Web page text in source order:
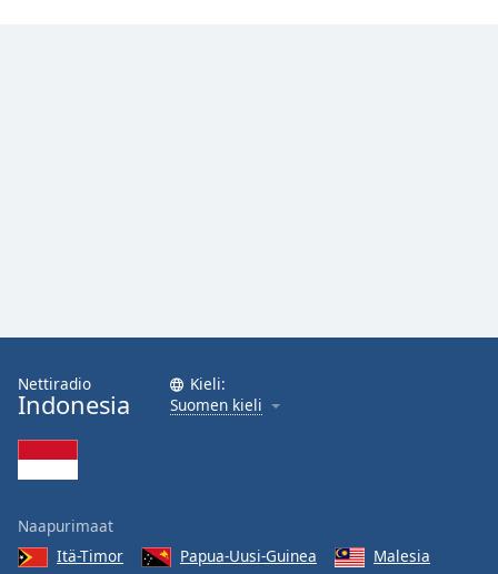
Nettiradio
Indonesia
Kieli:
Suomen kieli
Naapurimaat
Itä-Timor
Papua-Uusi-Guinea
Malesia